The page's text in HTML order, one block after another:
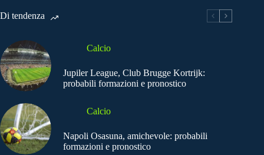
Di tendenza
Calcio
Jupiler League, Club Brugge Kortrijk:
probabili formazioni e pronostico
Calcio
Napoli Osasuna, amichevole: probabili
formazioni e pronostico